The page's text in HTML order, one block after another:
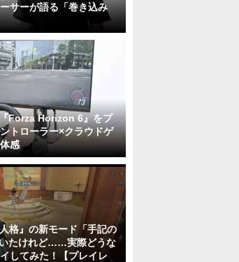
サーが語る「巻き込み
Forza Horizon 6』をプ
トローラー×クラウドゲ
感
格』の新モード「手記の
たけれど……実際どうな
してみた！【プレイレ